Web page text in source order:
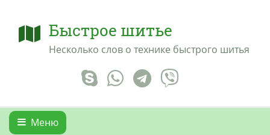
Быстрое шитье
Несколько слов о технике быстрого шитья
Меню